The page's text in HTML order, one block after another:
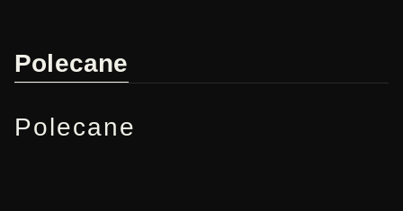
Polecane
Polecane